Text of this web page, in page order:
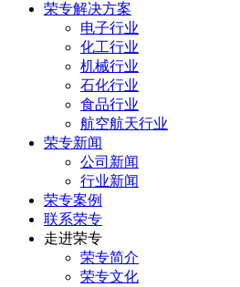
荣专解决方案
电子行业
化工行业
机械行业
石化行业
食品行业
航空航天行业
荣专新闻
公司新闻
行业新闻
荣专案例
联系荣专
走进荣专
荣专简介
荣专文化